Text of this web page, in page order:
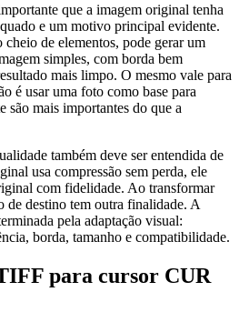
que a imagem original tenha
e um motivo principal evidente.
de elementos, pode gerar um
simples, com borda bem
mais limpo. O mesmo vale para
é usar uma foto como base para
são mais importantes do que a
também deve ser entendida de
usa compressão sem perda, ele
com fidelidade. Ao transformar
destino tem outra finalidade. A
pela adaptação visual:
borda, tamanho e compatibilidade.
para cursor CUR